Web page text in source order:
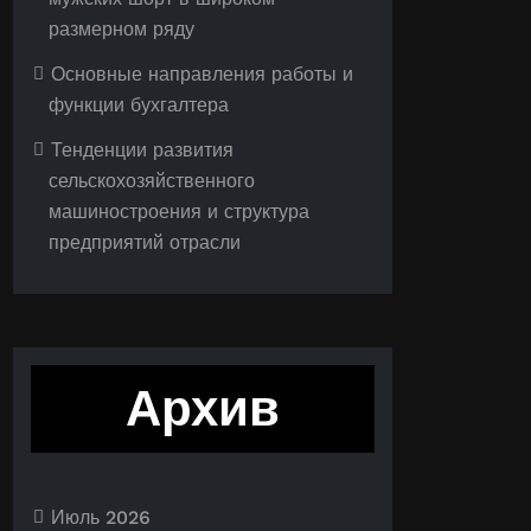
размерном ряду
Основные направления работы и
функции бухгалтера
Тенденции развития
сельскохозяйственного
машиностроения и структура
предприятий отрасли
Архив
Июль 2026